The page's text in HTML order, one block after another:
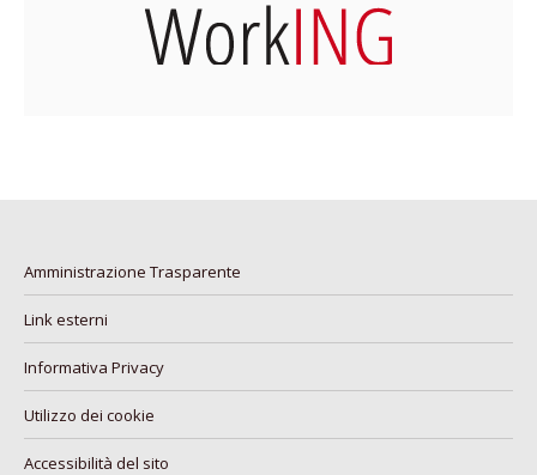
Amministrazione Trasparente
Link esterni
Informativa Privacy
Utilizzo dei cookie
Accessibilità del sito